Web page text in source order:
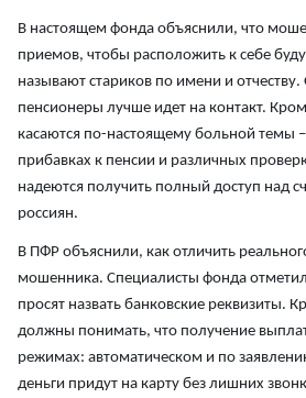
В настоящем фонда объяснили, что
приемов, чтобы расположить к себе
называют стариков по имени и
пенсионеры лучше идет на контакт.
касаются по-настоящему больной темы
прибавках к пенсии и различных
надеются получить полный доступ над
россиян.
В ПФР объяснили, как отличить
мошенника. Специалисты фонда
просят назвать банковские реквизиты.
должны понимать, что получение
режимах: автоматическом и по
деньги придут на карту без лишних